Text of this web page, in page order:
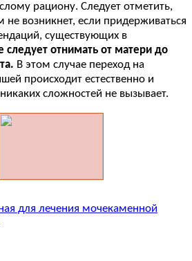
рациону. Следует отметить,
возникнет, если придерживаться
существующих в
следует отнимать от матери до
В этом случае переход на
происходит естественно и
сложностей не вызывает.
для лечения мочекаменной